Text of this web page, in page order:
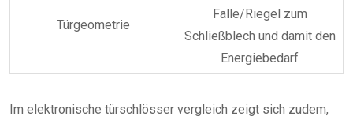
Türgeometrie
Falle/Riegel zum
Schließblech und damit den
Energiebedarf
Im elektronische türschlösser vergleich zeigt sich zudem,